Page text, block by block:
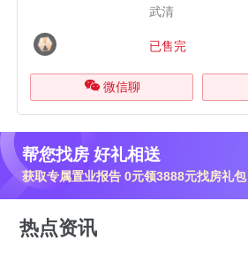
武清
已售完
微信聊
帮您找房 好礼相送
获取专属置业报告 0元领3888元找房礼包
热点资讯